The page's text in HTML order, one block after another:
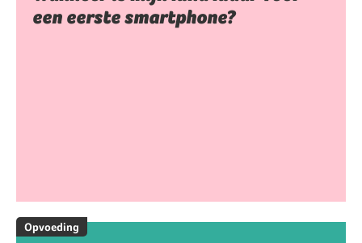
een eerste smartphone?
Opvoeding